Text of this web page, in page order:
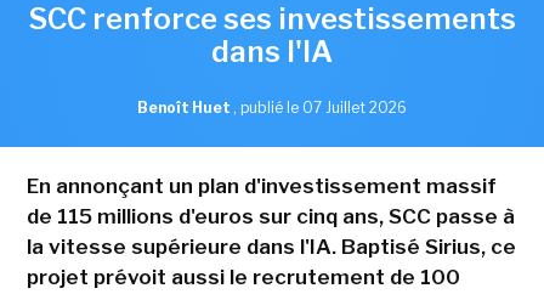
SCC renforce ses investissements
dans l'IA
Benoît Huet , publié le 07 Juillet 2026
En annonçant un plan d'investissement massif
de 115 millions d'euros sur cinq ans, SCC passe à
la vitesse supérieure dans l'IA. Baptisé Sirius, ce
projet prévoit aussi le recrutement de 100